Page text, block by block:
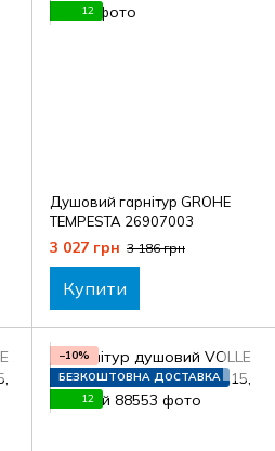
12
Душовий гарнітур GROHE
TEMPESTA 26907003
3 027 грн 3 186 грн
Купити
−10%
БЕЗКОШТОВНА ДОСТАВКА
12